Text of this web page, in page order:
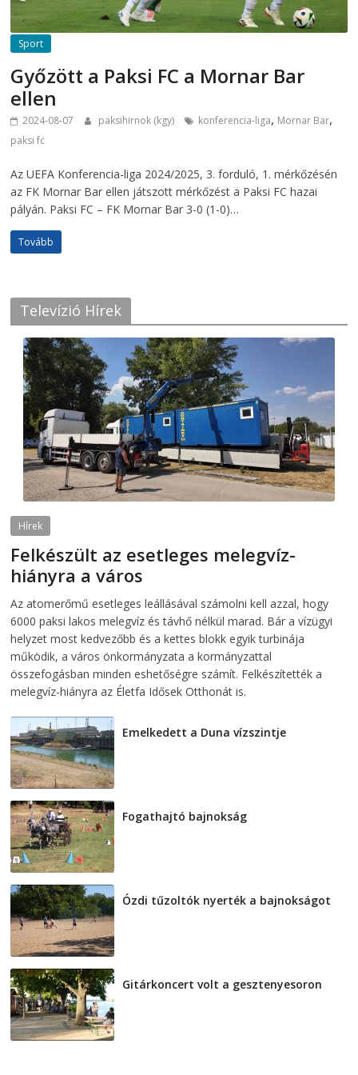
Sport
Győzött a Paksi FC a Mornar Bar
ellen
2024-08-07 paksihirnok (kgy) konferencia-liga, Mornar Bar,
paksi fc
Az UEFA Konferencia-liga 2024/2025, 3. forduló, 1. mérkőzésén
az FK Mornar Bar ellen játszott mérkőzést a Paksi FC hazai
pályán. Paksi FC – FK Mornar Bar 3-0 (1-0)…
Tovább
Televízió Hírek
Hírek
Felkészült az esetleges melegvíz-
hiányra a város
Az atomerőmű esetleges leállásával számolni kell azzal, hogy
6000 paksi lakos melegvíz és távhő nélkül marad. Bár a vízügyi
helyzet most kedvezőbb és a kettes blokk egyik turbinája
működik, a város önkormányzata a kormányzattal
összefogásban minden eshetőségre számít. Felkészítették a
melegvíz-hiányra az Életfa Idősek Otthonát is.
Emelkedett a Duna vízszintje
Fogathajtó bajnokság
Ózdi tűzoltók nyerték a bajnokságot
Gitárkoncert volt a gesztenyesoron